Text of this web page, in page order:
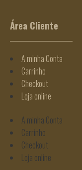
Área Cliente
A minha Conta
Carrinho
Checkout
Loja online
A minha Conta
Carrinho
Checkout
Loja online